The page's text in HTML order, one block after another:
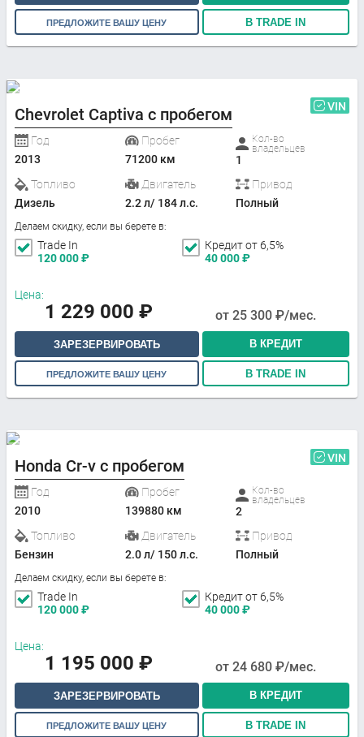
ПРЕДЛОЖИТЕ ВАШУ ЦЕНУ В TRADE IN
Chevrolet Captiva с пробегом VIN
Год
2013
Пробег
71200 км
Кол-во
владельцев
1
Топливо
Дизель
Двигатель
2.2 л/ 184 л.с.
Привод
Полный
Делаем скидку, если вы берете в:
Trade In
120 000₽
Кредит от 6,5%
40 000₽
Цена:
1 229 000 ₽ от 25 300 ₽/мес.
ЗАРЕЗЕРВИРОВАТЬ В КРЕДИТ
ПРЕДЛОЖИТЕ ВАШУ ЦЕНУ В TRADE IN
Honda Cr-v с пробегом VIN
Год
2010
Пробег
139880 км
Кол-во
владельцев
2
Топливо
Бензин
Двигатель
2.0 л/ 150 л.с.
Привод
Полный
Делаем скидку, если вы берете в:
Trade In
120 000₽
Кредит от 6,5%
40 000₽
Цена:
1 195 000 ₽ от 24 680 ₽/мес.
ЗАРЕЗЕРВИРОВАТЬ В КРЕДИТ
ПРЕДЛОЖИТЕ ВАШУ ЦЕНУ В TRADE IN